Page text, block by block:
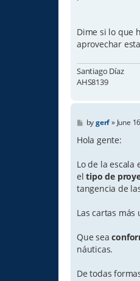
Dime si lo que
aprovechar
Santiago Díaz
AHS8139
P
s
bygerf» June
Hola gente:
Lo de la
eltipo de
tangencia de
Las cartas más
Que sea
náuticas.
De todas